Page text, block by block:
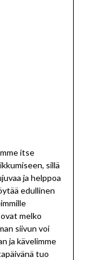
itse
sillä
ja helppoa
edullinen
melko
siivun voi
ja kävelimme
tuo